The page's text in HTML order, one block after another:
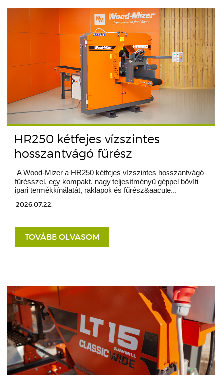
HR250 kétfejes vízszintes
hosszantvágó fűrész
A Wood-Mizer a HR250 kétfejes vízszintes hosszantvágó
fűrésszel, egy kompakt, nagy teljesítményű géppel bővíti
ipari termékkínálatát, raklapok és fűrész&aacute...
2026.07.22.
TOVÁBB OLVASOM